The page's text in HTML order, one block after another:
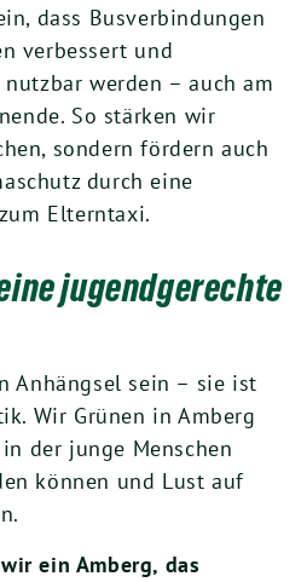
dass Busverbindungen
verbessert und
werden – auch am
So stärken wir
sondern fördern auch
durch eine
Elterntaxi.
jugendgerechte
Anhängsel sein – sie ist
Wir Grünen in Amberg
der junge Menschen
können und Lust auf
ein Amberg, das